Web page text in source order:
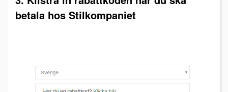
betala hos Stilkompaniet